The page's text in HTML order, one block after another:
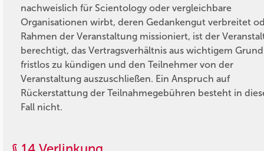
nachweislich für Scientology oder vergleichbare
Organisationen wirbt, deren Gedankengut verbreitet
Rahmen der Veranstaltung missioniert, ist der
berechtigt, das Vertragsverhältnis aus wichtigem Grund
fristlos zu kündigen und den Teilnehmer von der
Veranstaltung auszuschließen. Ein Anspruch auf
Rückerstattung der Teilnahmegebühren besteht in
Fall nicht.